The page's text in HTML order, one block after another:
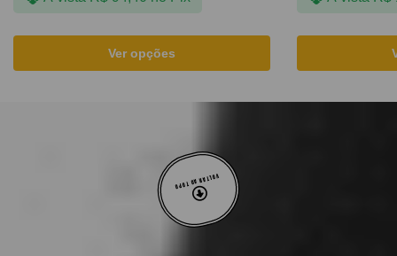
Ver opções
VOLTAR AO TOPO